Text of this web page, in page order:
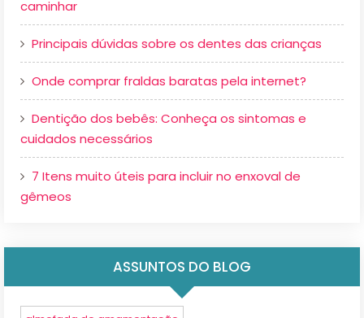
caminhar
Principais dúvidas sobre os dentes das crianças
Onde comprar fraldas baratas pela internet?
Dentição dos bebês: Conheça os sintomas e
cuidados necessários
7 Itens muito úteis para incluir no enxoval de
gêmeos
ASSUNTOS DO BLOG